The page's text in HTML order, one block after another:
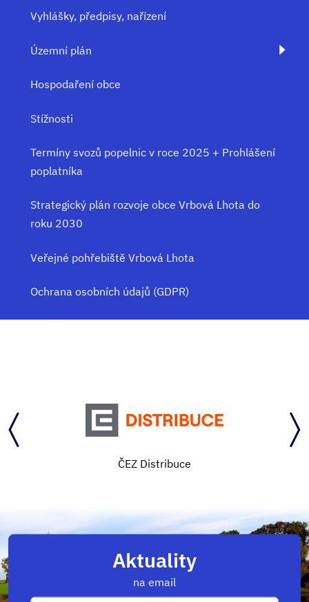
Vyhlášky, předpisy, nařízení
Územní plán
Hospodaření obce
Stížnosti
Termíny svozů popelnic v roce 2025 + Prohlášení
poplatníka
Strategický plán rozvoje obce Vrbová Lhota do
roku 2030
Veřejné pohřebiště Vrbová Lhota
Ochrana osobních údajů (GDPR)
ČEZ Distribuce
Aktuality
na email